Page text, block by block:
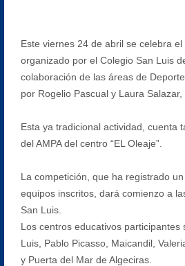
Este viernes 24 de abril se celebra el
organizado por el Colegio San Luis
colaboración de las áreas de
por Rogelio Pascual y Laura Salazar,
Esta ya tradicional actividad, cuenta
del AMPA del centro “EL Oleaje”.
La competición, que ha registrado
equipos inscritos, dará comienzo a
San Luis.
Los centros educativos participantes
Luis, Pablo Picasso, Maicandil,
y Puerta del Mar de Algeciras.